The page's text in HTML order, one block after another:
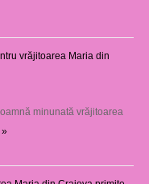
vrăjitoarea Maria din
minunată vrăjitoarea
»